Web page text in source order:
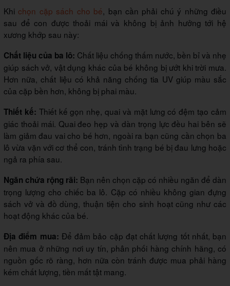
Khi chọn cặp sách cho bé, bạn cần phải chú ý những điều
sau để con được thoải mái và không bị ảnh hưởng tới hệ
xương khớp sau này:
Chất liệu của ba lô: Chất liệu chống thấm nước, bền bỉ và nhẹ
giúp sách vở, vật dụng khác của bé không bị ướt khi trời mưa.
Hơn nữa, chất liệu có khả năng chống tia UV giúp màu sắc
của cặp bền hơn, không bị phai màu.
Thiết kế: Thiết kế gọn nhẹ, quai và mặt lưng có đệm tạo cảm
giác thoải mái. Quai đeo hẹp và dàn trọng lực đều hai bên sẽ
làm giảm đau vai cho bé hơn, ngoài ra bạn cũng cần chọn ba
lô vừa vặn với cơ thể con, tránh tình trạng bé bị đau lưng hoặc
ngả ra phía sau.
Ngăn chứa rộng rãi: Bạn nên chọn cặp có nhiều ngăn để dàn
trọng lượng cho chiếc ba lô. Cặp có nhiều không gian đựng
sách vở và đồ dùng, thuận tiện cho sinh hoạt cũng như các
hoạt động khác của bé.
Địa điểm mua: Để đảm bảo cặp đạt chất lượng tốt nhất, bạn
nên mua ở những nơi uy tín, phân phối hàng chính hãng, có
nguồn gốc rõ ràng, hơn nữa còn tránh được mua phải hàng
kém chất lượng, tiền mất tật mang.